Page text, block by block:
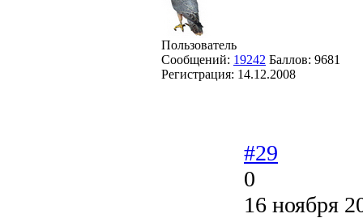
Пользователь
Сообщений: 19242 Баллов: 9681
Регистрация: 14.12.2008
#29
0
16 ноября